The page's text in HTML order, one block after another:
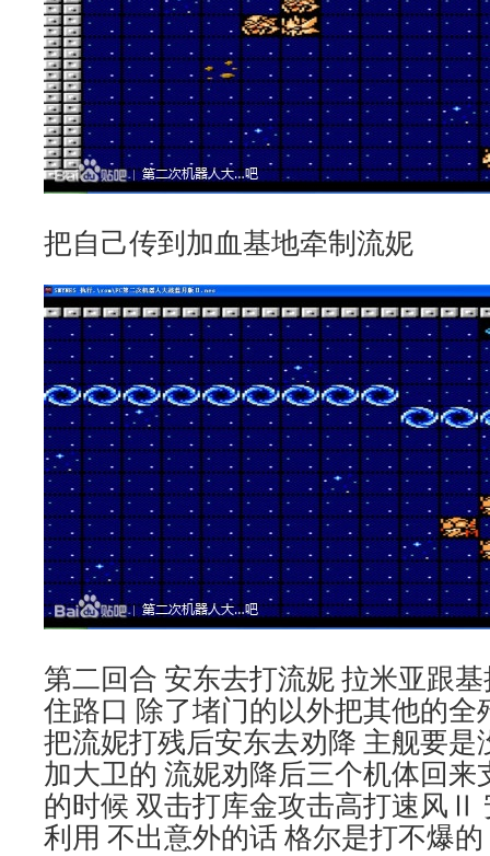
把自己传到加血基地牵制流妮
第二回合 安东去打流妮 拉米亚跟
住路口 除了堵门的以外把其他的
把流妮打残后安东去劝降 主舰要
加大卫的 流妮劝降后三个机体回
的时候 双击打库金攻击高打速风Ⅱ
利用 不出意外的话 格尔是打不爆